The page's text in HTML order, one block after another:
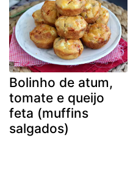
Bolinho de atum,
tomate e queijo
feta (muffins
salgados)